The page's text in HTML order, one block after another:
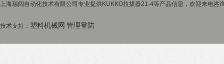
上海瑞阔自动化技术有限公司专业提供KUKKO拉拔器21-4等产品信息，欢迎来电咨
技术支持： 塑料机械网 管理登陆